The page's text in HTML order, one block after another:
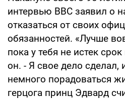
интервью BBC заявил о
отказаться от своих
обязанностей. «Лучше
пока у тебя не истек
он. - Я свое дело сделал,
немного порадоваться
герцога принц Эдвард